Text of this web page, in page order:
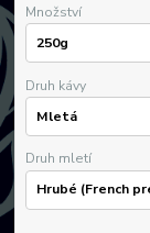
Množství
Druh kávy
Druh mletí